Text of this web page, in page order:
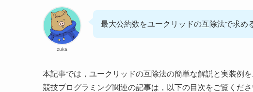
zuka
最大公約数をユークリッドの互除法で求め
本記事では，ユークリッドの互除法の簡単な解説と実装例
競技プログラミング関連の記事は，以下の目次をご覧くださ